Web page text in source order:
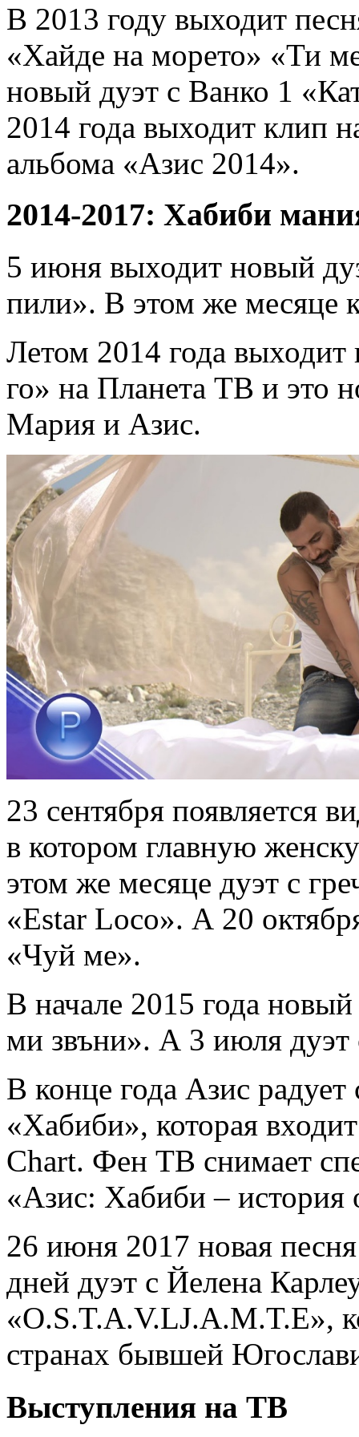
В 2013 году выходит
«Хайде на морето» «Ти
новый дуэт с Ванко 1
2014 года выходит клип
альбома «Азис 2014».
2014-2017: Хабиби
5 июня выходит новый
пили». В этом же месяце
Летом 2014 года
го» на Планета ТВ и это
Мария и Азис.
23 сентября появляется
в котором главную
этом же месяце дуэт с
«Estar Loco». А 20
«Чуй ме».
В начале 2015 года
ми звъни». А 3 июля
В конце года Азис радует
«Хабиби», которая
Chart. Фен ТВ снимает
«Азис: Хабиби – история
26 июня 2017 новая
дней дуэт с Йелена
«O.S.T.A.V.LJ.A.M.T.E»,
странах бывшей
Выступления на ТВ